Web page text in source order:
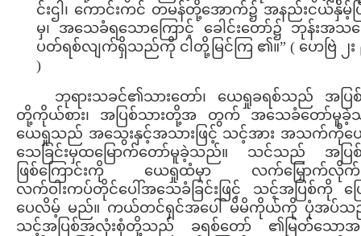
င်းဌါ၊ ကောင်းကင် တမန်တို့အောက်၌ အနည်းငယ်နှိမ့်ပ
မှ၊ အသေခံရသောကြောင့် ခေါင်းတော်၌ ဘုန်းအသ
ပတ်ရစ်လျက်ရှိသည်ကို ငါတို့မြင်ကြ ၏။” ( ဟေဗြဲ ၂း
)
ဘုရားသခင်၏သားတော်၊ ယေရှုခရစ်သည် အပြစ်
တို့ကိုယ်စား၊ အပြစ်သားတို့အ တွက် အသေခံတော်မူခဲ့
ယေရှုသည် အသွေးနှင့်အသားဖြင့် သင့်အား အသက်ကိုပေ
သေခြင်းမှထမြောက်တော်မူခဲ့သည်။ သင်သည် အပြစ်
ဖြစ်ကြောင်းကို ယေရှုထံမှာ လက်မြှောက်လိုက်
လက်ဝါးကပ်တိုင်ပေါ်အသေခံခြင်းဖြင့် သင့်အပြစ်ကို ဖြ
ပေလိမ့် မည်။ ကယ်တင်ရှင်အပေါ် မိမိကိုယ်ကို ပုံအပ်သ
သင့်အပြစ်အလုံးစုံတို့သည် ခရစ်တော် ၏မြတ်သောအ